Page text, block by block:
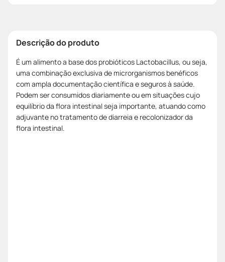
Descrição do produto
É um alimento a base dos probióticos Lactobacillus, ou seja,
uma combinação exclusiva de microrganismos benéficos
com ampla documentação científica e seguros à saúde.
Podem ser consumidos diariamente ou em situações cujo
equilíbrio da flora intestinal seja importante, atuando como
adjuvante no tratamento de diarreia e recolonizador da
flora intestinal.